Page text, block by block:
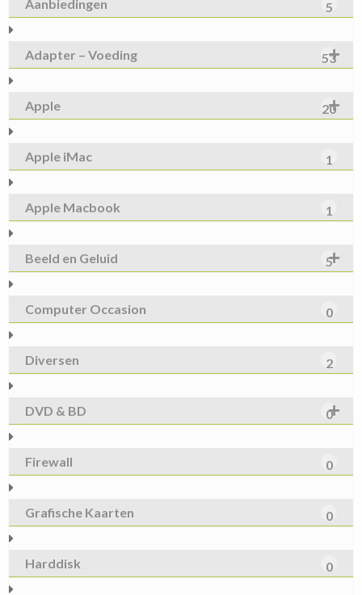
Aanbiedingen 5
Adapter – Voeding 53
Apple 20
Apple iMac 1
Apple Macbook 1
Beeld en Geluid 5
Computer Occasion 0
Diversen 2
DVD & BD 0
Firewall 0
Grafische Kaarten 0
Harddisk 0